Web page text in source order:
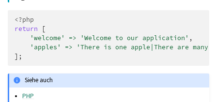
<?php
return
[
'welcome'
=> 'Welcome to our application' ,
'apples'
=>
'There is one apple|There are many
];
Siehe auch
PHP